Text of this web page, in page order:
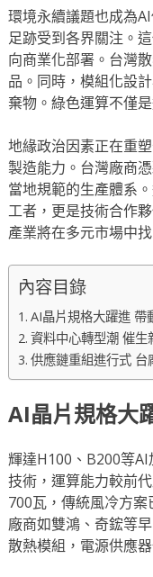
環境永續議題也成為
足跡受到各界關注。
向商業化部署。台灣
品。同時，模組化設
棄物。綠色運算不僅
地緣政治因素正在重
製造能力。台灣廠商
當地規範的生產體系
工者，更是技術合作
產業將在多元市場中
內容目錄
AI晶片規格大躍進 帶
資料中心轉型潮 催生
供應鏈重組進行式 台
AI晶片規格大
輝達H100、B200等
技術，運算能力較前
700瓦，傳統風冷方
廠商如雙鴻、奇鋐等
散熱模組，電源供應